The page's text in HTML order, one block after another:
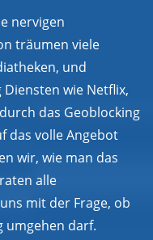
nervigen
träumen viele
und
wie Netflix,
das Geoblocking
das volle Angebot
wir, wie man das
alle
mit der Frage, ob
umgehen darf.